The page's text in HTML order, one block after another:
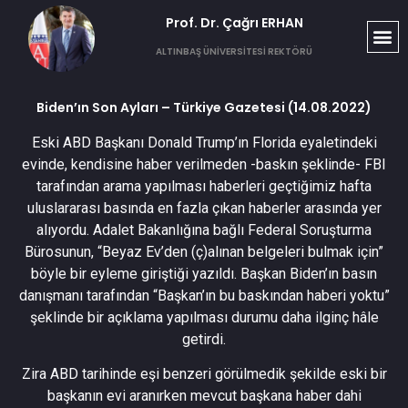
Prof. Dr. Çağrı ERHAN​
ALTINBAŞ ÜNİVERSİTESİ REKTÖRÜ
Biden’ın Son Ayları – Türkiye Gazetesi (14.08.2022)
Eski ABD Başkanı Donald Trump’ın Florida eyaletindeki
evinde, kendisine haber verilmeden -baskın şeklinde- FBI
tarafından arama yapılması haberleri geçtiğimiz hafta
uluslararası basında en fazla çıkan haberler arasında yer
alıyordu. Adalet Bakanlığına bağlı Federal Soruşturma
Bürosunun, “Beyaz Ev’den (ç)alınan belgeleri bulmak için”
böyle bir eyleme giriştiği yazıldı. Başkan Biden’ın basın
danışmanı tarafından “Başkan’ın bu baskından haberi yoktu”
şeklinde bir açıklama yapılması durumu daha ilginç hâle
getirdi.
Zira ABD tarihinde eşi benzeri görülmedik şekilde eski bir
başkanın evi aranırken mevcut başkana haber dahi